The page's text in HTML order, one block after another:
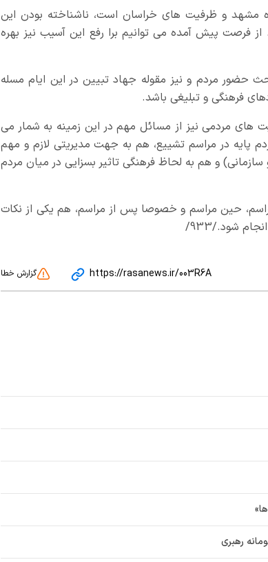
و ظرفیت های خراسان است، ناشناخته بودن این
پیش آمده می توانیم برا رفع این آسیب نیز بهره
حضور مردم و نیز مقوله جهاد تبیین در این ایام مسله
فرهنگی و تبلیغی باشد.
های مردمی نیز از مسائل مهم در این زمینه به شمار می
پایه در مراسم تشییع، هم به جهت مدیریتی لازم و مهم
و هم به لحاظ فرهنگی تاثیر بسزایی در میان مردم
حین مراسم و خصوصا پس از مراسم، هم یکی از نکات
شود./933/
https://rasanews.ir/003R6A گزارش خطا
رهبری